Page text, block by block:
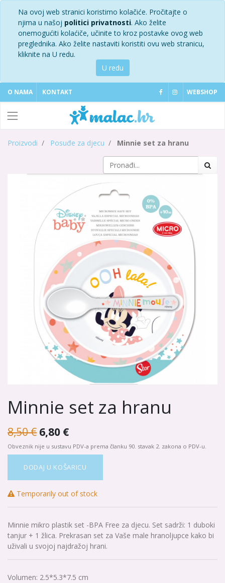
Na ovoj web stranici koristimo kolačiće. Pročitajte o
njima u našoj politici privatnosti. Ako želite
onemogućiti kolaćiče, učinite to kroz postavke ovog web
preglednika. Ako želite nastaviti koristiti ovu web stranicu,
kliknite na U redu.
U redu
O NAMA KONTAKT WEBSHOP
Proizvodi Posuđe za djecu Minnie set za hranu
Minnie set za hranu
8,50€ 6,80 €
Obveznik nije u sustavu PDV-a prema članku 90. stavak 2. zakona o PDV-u.
DODAJ U KOŠARICU
Temporarily out of stock
Minnie mikro plastik set -BPA Free za djecu. Set sadrži: 1 duboki
tanjur + 1 žlica. Prekrasan set za Vaše male hranoljupce kako bi
uživali u svojoj najdražoj hrani.
Volumen: 2.5*5.3*7.5 cm